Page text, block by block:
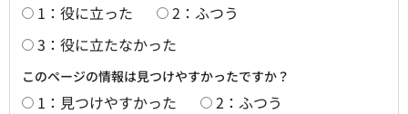
1：役に立った
2：ふつう
3：役に立たなかった
このページの情報は見つけやすかったですか？
1：見つけやすかった
2：ふつう